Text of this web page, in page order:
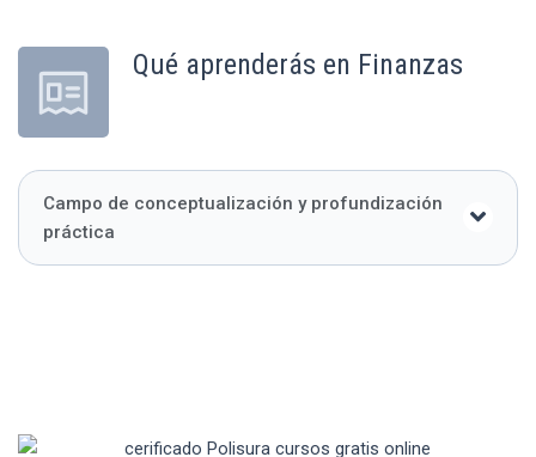
Qué aprenderás en Finanzas
Campo de conceptualización y profundización
práctica